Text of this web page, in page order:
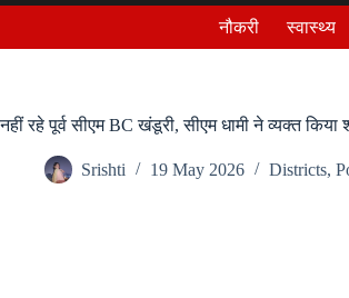
नौकरी स्वास्थ्य
नहीं रहे पूर्व सीएम BC खंडूरी, सीएम धामी ने व्यक्त किया
Srishti 19 May 2026 Districts,